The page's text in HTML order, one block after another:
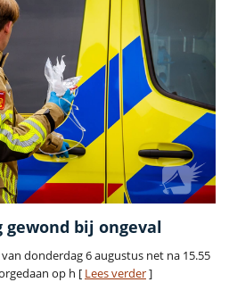
bij ongeval
donderdag 6 augustus net na 15.55
op h [ Lees verder]